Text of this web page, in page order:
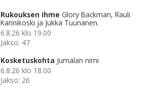
Rukouksen ihme Glory Backman, Rauli
Kannikoski ja Jukka Tuunanen.
6.8.26 klo 19.00
Jakso: 47
Kosketuskohta Jumalan nimi
6.8.26 klo 18.00
Jakso: 26